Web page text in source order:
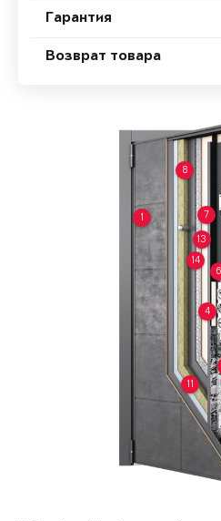
Гарантия
Возврат товара
1
4
6
7
8
11
13
14